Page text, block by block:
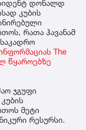
დონალდ
კუბის
რათა ჰავანამ
The
წყაროებზე
ჯგუფი
მეტი
რესურსი.